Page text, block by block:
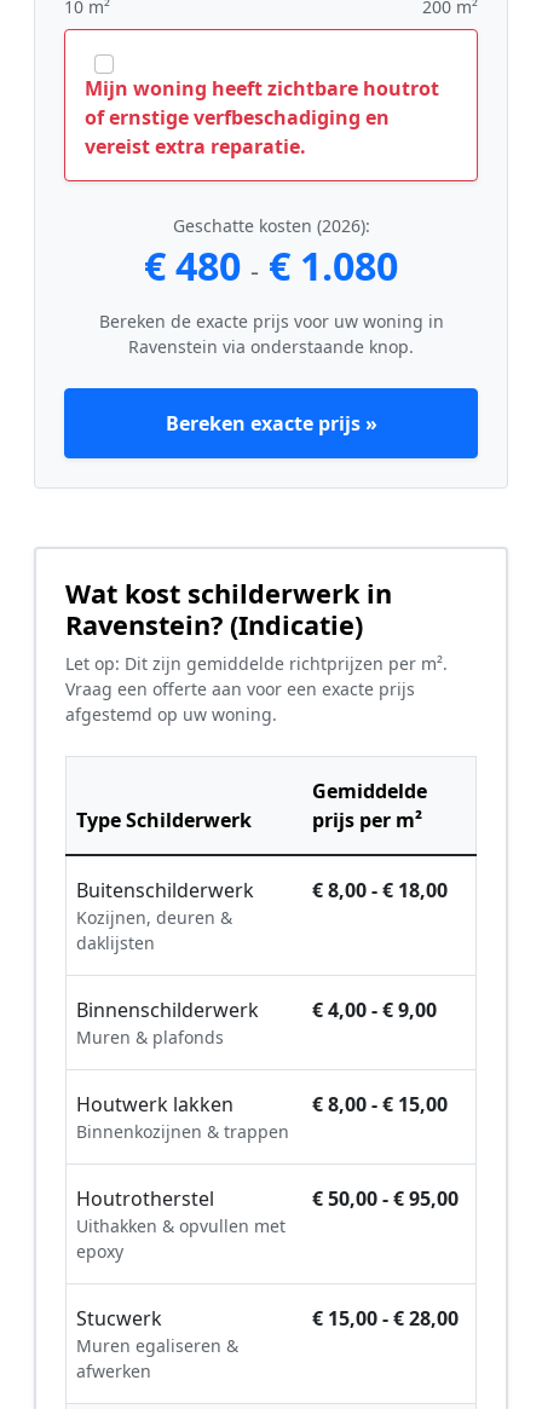
10 m² 200 m²
Mijn woning heeft zichtbare houtrot
of ernstige verfbeschadiging en
vereist extra reparatie.
Geschatte kosten (2026):
€ 480 - € 1.080
Bereken de exacte prijs voor uw woning in
Ravenstein via onderstaande knop.
Bereken exacte prijs »
Wat kost schilderwerk in
Ravenstein? (Indicatie)
Let op: Dit zijn gemiddelde richtprijzen per m².
Vraag een offerte aan voor een exacte prijs
afgestemd op uw woning.
Type Schilderwerk
Gemiddelde
prijs per m²
Buitenschilderwerk
Kozijnen, deuren &
daklijsten
€ 8,00 - € 18,00
Binnenschilderwerk
Muren & plafonds
€ 4,00 - € 9,00
Houtwerk lakken
Binnenkozijnen & trappen
€ 8,00 - € 15,00
Houtrotherstel
Uithakken & opvullen met
epoxy
€ 50,00 - € 95,00
Stucwerk
Muren egaliseren &
afwerken
€ 15,00 - € 28,00